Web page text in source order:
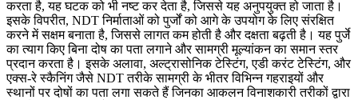
करता है, यह घटक को भी नष्ट कर देता है, जिससे यह अनुपयुक्त हो जाता है।
इसके विपरीत, NDTनिर्माताओं को पुर्जों को आगे के उपयोग के लिए संरक्षित
करने में सक्षम बनाता है, जिससे लागत कम होती है और दक्षता बढ़ती है। यह पुर्जे
का त्याग किए बिनादोष का पता लगानेऔर सामग्री मूल्यांकन का समान स्तर
प्रदान करता है। इसके अलावा, अल्ट्रासोनिक टेस्टिंग, एडी करंट टेस्टिंग, और
एक्स-रे स्कैनिंगजैसे NDT तरीके सामग्री के भीतर विभिन्न गहराइयों और
स्थानों पर दोषों का पता लगा सकते हैं जिनका आकलन विनाशकारी तरीकों द्वारा